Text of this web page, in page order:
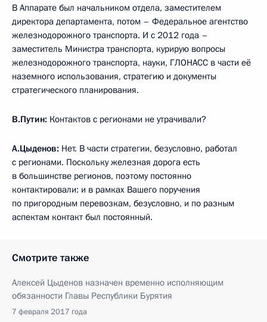
В Аппарате был начальником отдела, заместителем
директора департамента, потом – Федеральное агентство
железнодорожного транспорта. И с 2012 года –
заместитель Министра транспорта, курирую вопросы
железнодорожного транспорта, науки, ГЛОНАСС в части её
наземного использования, стратегию и документы
стратегического планирования.
В.Путин: Контактов с регионами не утрачивали?
А.Цыденов: Нет. В части стратегии, безусловно, работал
с регионами. Поскольку железная дорога есть
в большинстве регионов, поэтому постоянно
контактировали: и в рамках Вашего поручения
по пригородным перевозкам, безусловно, и по разным
аспектам контакт был постоянный.
Смотрите также
Алексей Цыденов назначен временно исполняющим
обязанности Главы Республики Бурятия
7 февраля 2017 года